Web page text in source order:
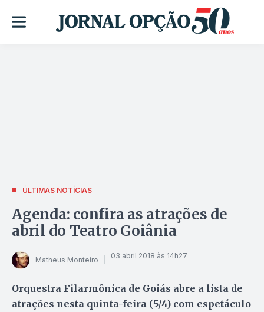
ÚLTIMAS NOTÍCIAS
Agenda: confira as atrações de
abril do Teatro Goiânia
Matheus Monteiro 03 abril 2018 às 14h27
Orquestra Filarmônica de Goiás abre a lista de
atrações nesta quinta-feira (5/4) com espetáculo